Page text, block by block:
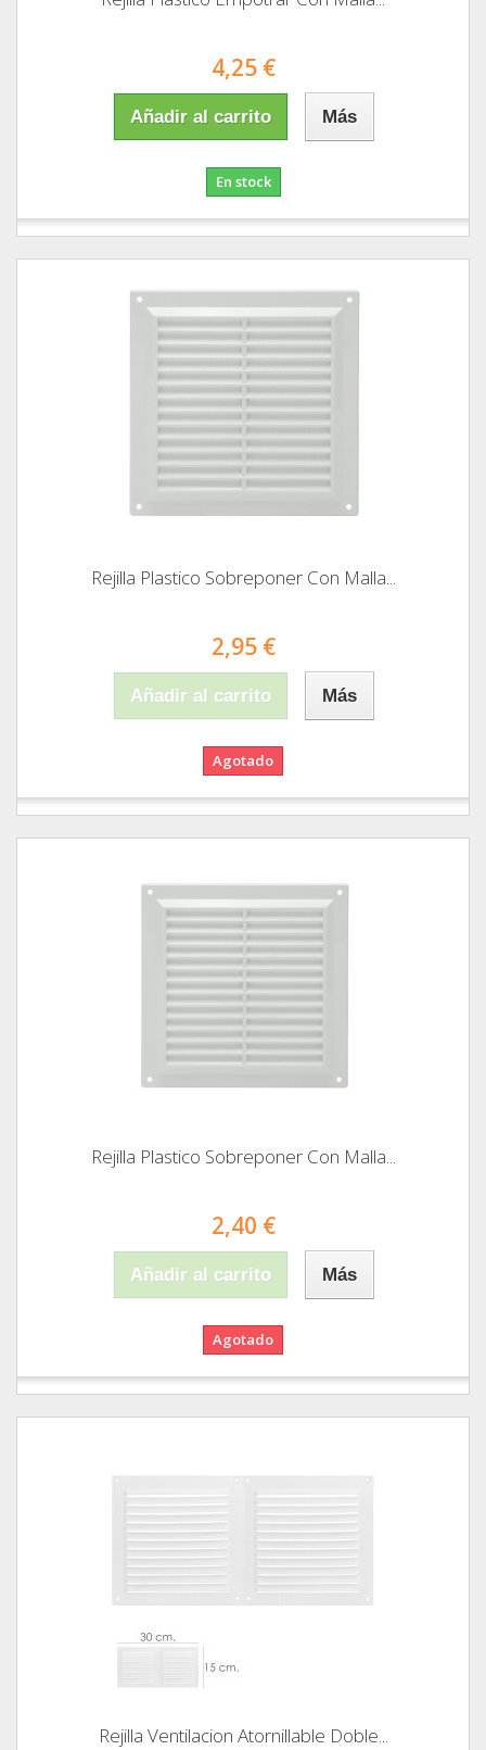
4,25 €
Añadir al carrito Más
En stock
Rejilla Plastico Sobreponer Con Malla...
2,95 €
Añadir al carrito Más
Agotado
Rejilla Plastico Sobreponer Con Malla...
2,40 €
Añadir al carrito Más
Agotado
Rejilla Ventilacion Atornillable Doble...